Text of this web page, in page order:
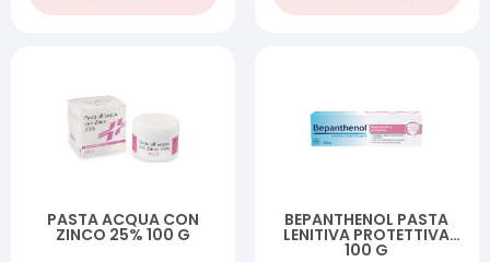
PASTA ACQUA CON
ZINCO 25% 100 G
BEPANTHENOL PASTA
LENITIVA PROTETTIVA
100 G